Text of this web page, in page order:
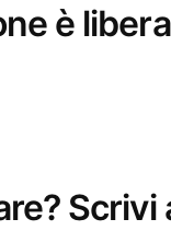
è
Scrivi